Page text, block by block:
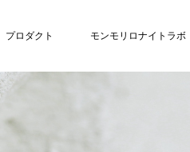
プロダクト モンモリロナイトラボ